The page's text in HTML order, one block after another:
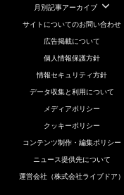
月別記事アーカイブ
サイトについてのお問い合わせ
広告掲載について
個人情報保護方針
情報セキュリティ方針
データ収集と利用について
メディアポリシー
クッキーポリシー
コンテンツ制作・編集ポリシー
ニュース提供先について
運営会社（株式会社ライブドア）